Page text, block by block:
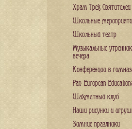
Храм Трех Святителей
Школьные
Школьный театр
Музыкальные
вечера
Конференции в
Pan-European
Шахматный клуб
Наши рисунки и
Зимние праздники